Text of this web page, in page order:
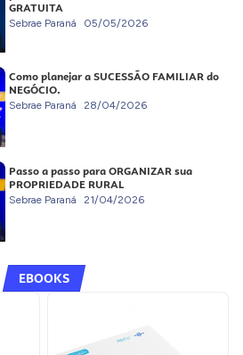
GRATUITA
Sebrae Paraná 05/05/2026
Como planejar a SUCESSÃO FAMILIAR do
NEGÓCIO.
Sebrae Paraná 28/04/2026
Passo a passo para ORGANIZAR sua
PROPRIEDADE RURAL
Sebrae Paraná 21/04/2026
EBOOKS